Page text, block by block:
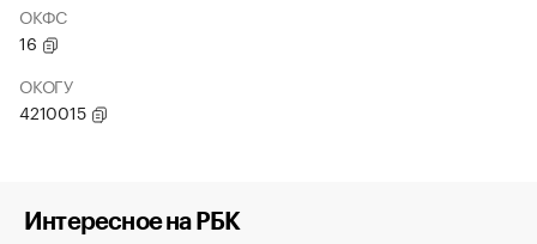
ОКФС
16
ОКОГУ
4210015
Интересное на РБК